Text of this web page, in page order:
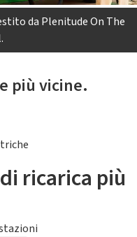
da Plenitude On The
più vicine.
ricarica più